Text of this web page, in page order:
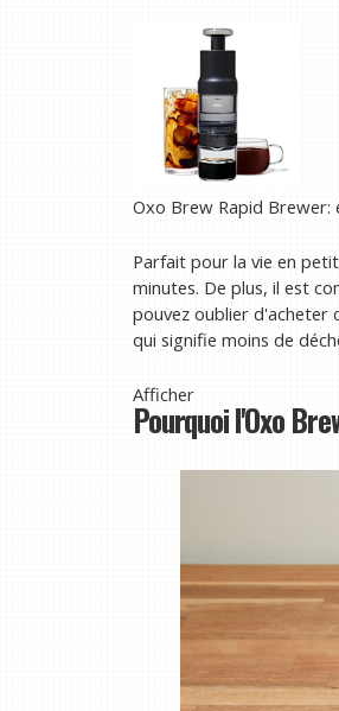
Oxo Brew Rapid Brewer:
Parfait pour la vie en
minutes. De plus, il est
pouvez oublier d'acheter
qui signifie moins de
Afficher
Pourquoi l'Oxo